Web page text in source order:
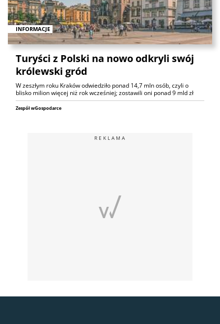
INFORMACJE
Turyści z Polski na nowo odkryli swój
królewski gród
W zeszłym roku Kraków odwiedziło ponad 14,7 mln osób, czyli o
blisko milion więcej niż rok wcześniej; zostawili oni ponad 9 mld zł
Zespół wGospodarce
REKLAMA